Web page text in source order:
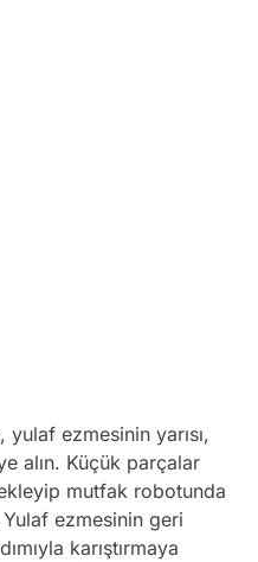
yulaf ezmesinin yarısı,
alın. Küçük parçalar
mutfak robotunda
ezmesinin geri
karıştırmaya